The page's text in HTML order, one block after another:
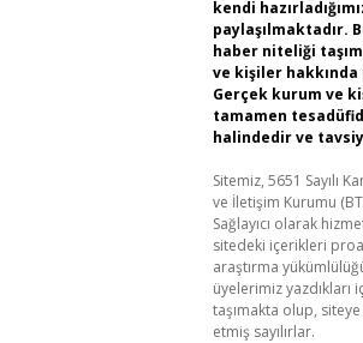
kendi
paylaşılmaktadır.
haber niteliği
ve kişiler hakkında
Gerçek kurum ve
tamamen
halindedir ve
Sitemiz, 5651 Sayılı
ve İletişim Kurumu
Sağlayıcı olarak
sitedeki içerikleri
araştırma
üyelerimiz
taşımakta olup,
etmiş sayılırlar.